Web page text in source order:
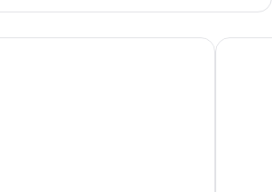
piscina esclusiva a 50 metri dal lago
Villa